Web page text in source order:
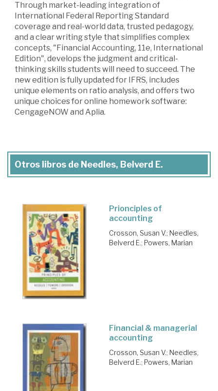
Through market-leading integration of
International Federal Reporting Standard
coverage and real-world data, trusted pedagogy,
and a clear writing style that simplifies complex
concepts, "Financial Accounting, 11e, International
Edition", develops the judgment and critical-
thinking skills students will need to succeed. The
new edition is fully updated for IFRS, includes
unique elements on ratio analysis, and offers two
unique choices for online homework software:
CengageNOW and Aplia.
Otros libros de Needles, Belverd E.
Prionciples of
accounting
Crosson, Susan V.; Needles,
Belverd E.; Powers, Marian
Financial & managerial
accounting
Crosson, Susan V.; Needles,
Belverd E.; Powers, Marian